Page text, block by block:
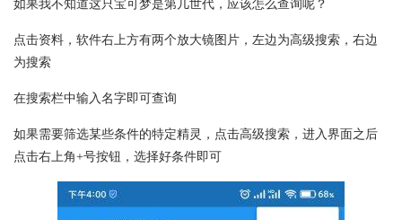
如果我不知道这只宝可梦是第几世代，应该怎么查询呢？
点击资料，软件右上方有两个放大镜图片，左边为高级搜索，右边
为搜索
在搜索栏中输入名字即可查询
如果需要筛选某些条件的特定精灵，点击高级搜索，进入界面之后
点击右上角+号按钮，选择好条件即可